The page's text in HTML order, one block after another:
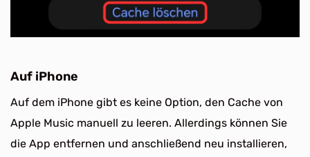
Auf iPhone
Auf dem iPhone gibt es keine Option, den Cache von
Apple Music manuell zu leeren. Allerdings können Sie
die App entfernen und anschließend neu installieren,